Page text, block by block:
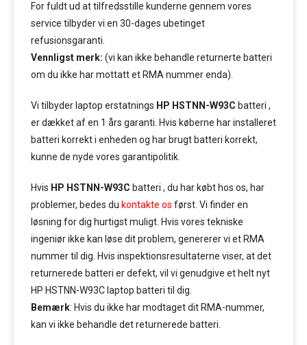
For fuldt ud at tilfredsstille kunderne gennem vores
service tilbyder vi en 30-dages ubetinget
refusionsgaranti.
Vennligst merk: (vi kan ikke behandle returnerte batteri
om du ikke har mottatt et RMA nummer enda).
Vi tilbyder laptop erstatnings HP HSTNN-W93C batteri ,
er dækket af en 1 års garanti. Hvis køberne har installeret
batteri korrekt i enheden og har brugt batteri korrekt,
kunne de nyde vores garantipolitik.
Hvis HP HSTNN-W93C batteri , du har købt hos os, har
problemer, bedes du kontakte os først. Vi finder en
løsning for dig hurtigst muligt. Hvis vores tekniske
ingeniør ikke kan løse dit problem, genererer vi et RMA
nummer til dig. Hvis inspektionsresultaterne viser, at det
returnerede batteri er defekt, vil vi genudgive et helt nyt
HP HSTNN-W93C laptop batteri til dig.
Bemærk: Hvis du ikke har modtaget dit RMA-nummer,
kan vi ikke behandle det returnerede batteri.